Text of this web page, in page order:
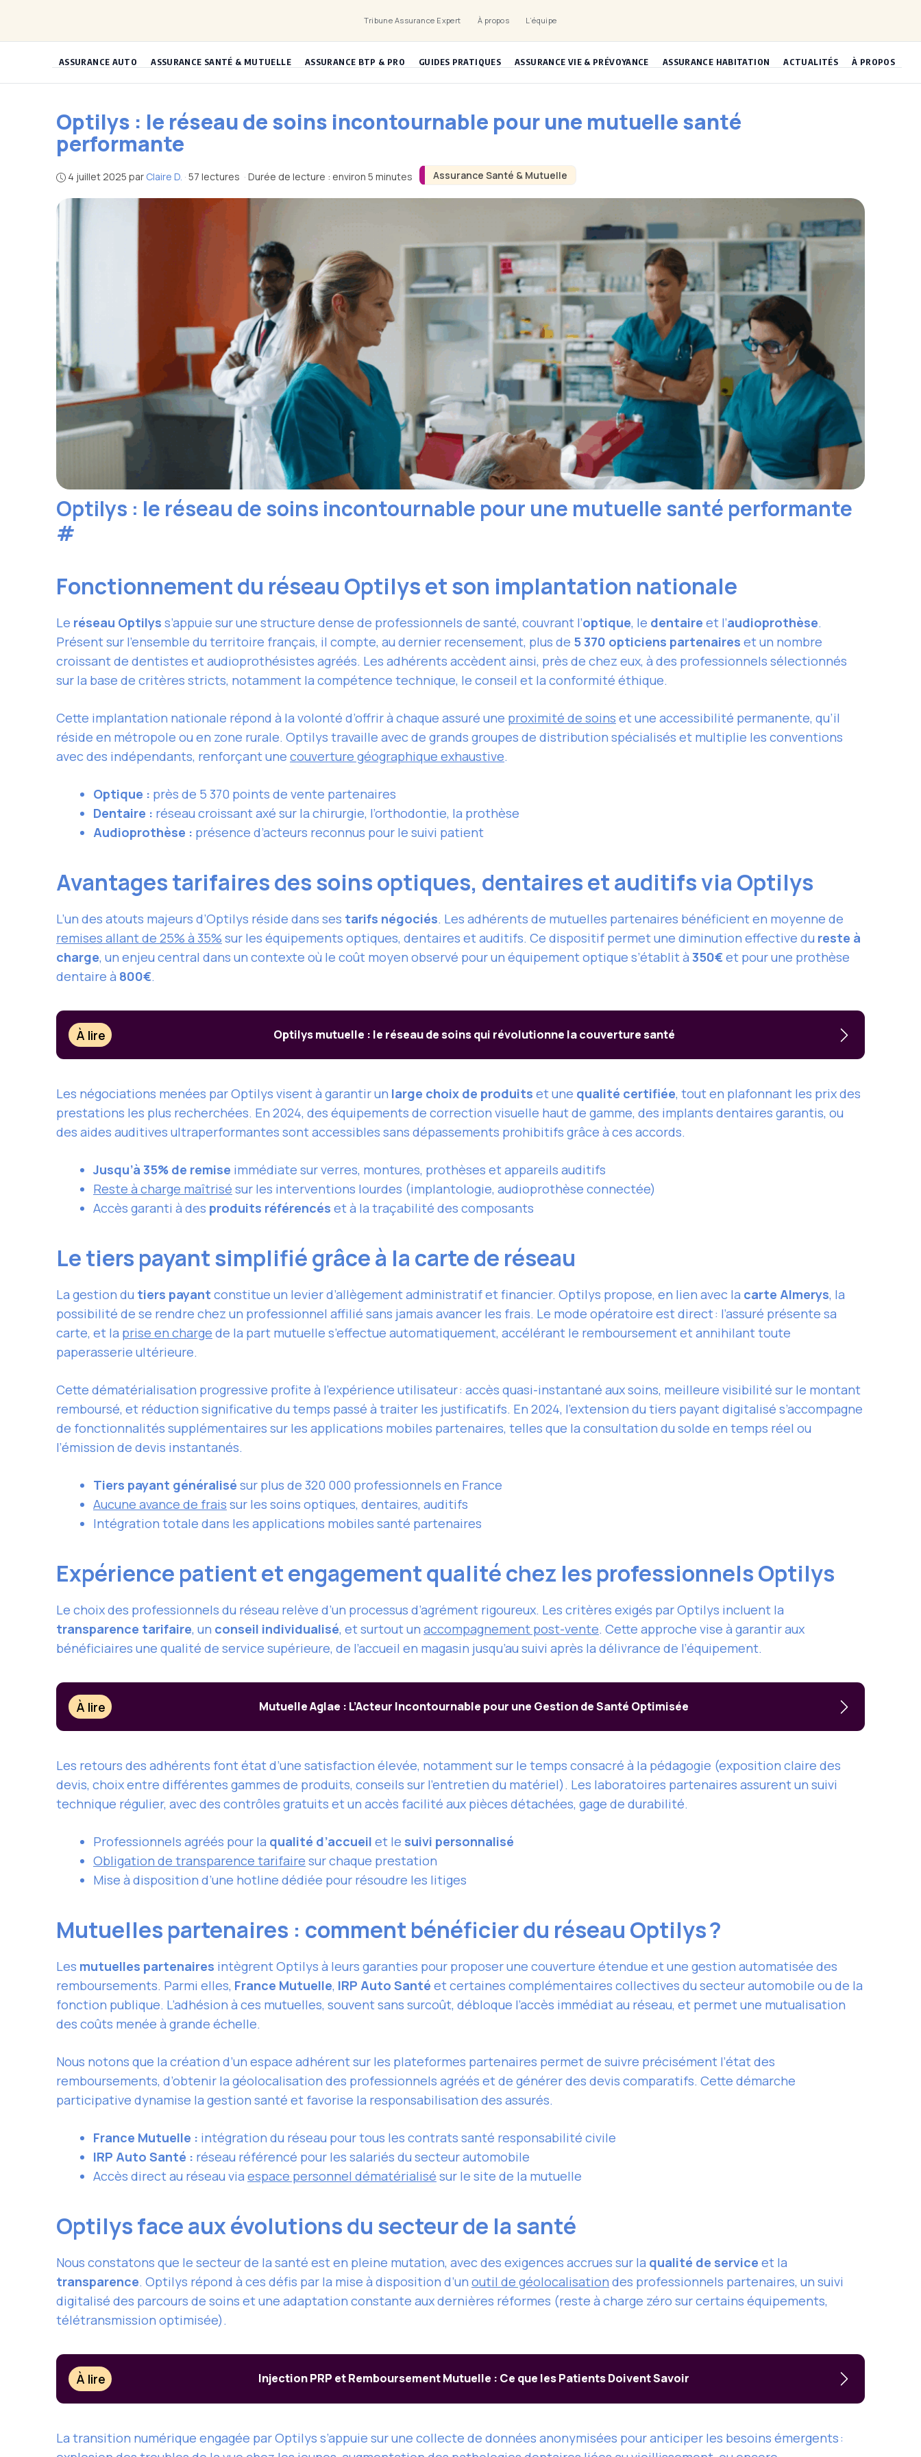
contenu
Tribune Assurance Expert À propos L’équipe
ASSURANCE AUTO ASSURANCE SANTÉ & MUTUELLE ASSURANCE BTP & PRO GUIDES PRATIQUES ASSURANCE VIE & PRÉVOYANCE ASSURANCE HABITATION ACTUALITÉS À PROPOS
Assurance Santé & Mutuelle
Optilys : le réseau de soins incontournable pour une mutuelle santé
performante
4 juillet 2025 par Claire D. · 57 lectures · Durée de lecture : environ 5 minutes
Optilys : le réseau de soins incontournable pour une mutuelle santé performante
#
Fonctionnement du réseau Optilys et son implantation nationale
Le réseau Optilys s’appuie sur une structure dense de professionnels de santé, couvrant l’optique, le dentaire et l’audioprothèse.
Présent sur l’ensemble du territoire français, il compte, au dernier recensement, plus de 5 370 opticiens partenaires et un nombre
croissant de dentistes et audioprothésistes agréés. Les adhérents accèdent ainsi, près de chez eux, à des professionnels sélectionnés
sur la base de critères stricts, notamment la compétence technique, le conseil et la conformité éthique.
Cette implantation nationale répond à la volonté d’offrir à chaque assuré une proximité de soins et une accessibilité permanente, qu’il
réside en métropole ou en zone rurale. Optilys travaille avec de grands groupes de distribution spécialisés et multiplie les conventions
avec des indépendants, renforçant une couverture géographique exhaustive.
Optique : près de 5 370 points de vente partenaires
Dentaire : réseau croissant axé sur la chirurgie, l’orthodontie, la prothèse
Audioprothèse : présence d’acteurs reconnus pour le suivi patient
Avantages tarifaires des soins optiques, dentaires et auditifs via Optilys
L’un des atouts majeurs d’Optilys réside dans ses tarifs négociés. Les adhérents de mutuelles partenaires bénéficient en moyenne de
remises allant de 25% à 35% sur les équipements optiques, dentaires et auditifs. Ce dispositif permet une diminution effective du reste à
charge, un enjeu central dans un contexte où le coût moyen observé pour un équipement optique s’établit à 350€et pour une prothèse
dentaire à 800€.
À lire Optilys mutuelle : le réseau de soins qui révolutionne la couverture santé
Les négociations menées par Optilys visent à garantir un large choix de produits et une qualité certifiée, tout en plafonnant les prix des
prestations les plus recherchées. En 2024, des équipements de correction visuelle haut de gamme, des implants dentaires garantis, ou
des aides auditives ultraperformantes sont accessibles sans dépassements prohibitifs grâce à ces accords.
Jusqu’à 35% de remise immédiate sur verres, montures, prothèses et appareils auditifs
Reste à charge maîtrisé sur les interventions lourdes (implantologie, audioprothèse connectée)
Accès garanti à des produits référencés et à la traçabilité des composants
Le tiers payant simplifié grâce à la carte de réseau
La gestion du tiers payant constitue un levier d’allègement administratif et financier. Optilys propose, en lien avec la carte Almerys, la
possibilité de se rendre chez un professionnel affilié sans jamais avancer les frais. Le mode opératoire est direct : l’assuré présente sa
carte, et la prise en charge de la part mutuelle s’effectue automatiquement, accélérant le remboursement et annihilant toute
paperasserie ultérieure.
Cette dématérialisation progressive profite à l’expérience utilisateur : accès quasi-instantané aux soins, meilleure visibilité sur le montant
remboursé, et réduction significative du temps passé à traiter les justificatifs. En 2024, l’extension du tiers payant digitalisé s’accompagne
de fonctionnalités supplémentaires sur les applications mobiles partenaires, telles que la consultation du solde en temps réel ou
l’émission de devis instantanés.
Tiers payant généralisé sur plus de 320 000 professionnels en France
Aucune avance de frais sur les soins optiques, dentaires, auditifs
Intégration totale dans les applications mobiles santé partenaires
Expérience patient et engagement qualité chez les professionnels Optilys
Le choix des professionnels du réseau relève d’un processus d’agrément rigoureux. Les critères exigés par Optilys incluent la
transparence tarifaire, un conseil individualisé, et surtout un accompagnement post-vente. Cette approche vise à garantir aux
bénéficiaires une qualité de service supérieure, de l’accueil en magasin jusqu’au suivi après la délivrance de l’équipement.
À lire Mutuelle Aglae : L’Acteur Incontournable pour une Gestion de Santé Optimisée
Les retours des adhérents font état d’une satisfaction élevée, notamment sur le temps consacré à la pédagogie (exposition claire des
devis, choix entre différentes gammes de produits, conseils sur l’entretien du matériel). Les laboratoires partenaires assurent un suivi
technique régulier, avec des contrôles gratuits et un accès facilité aux pièces détachées, gage de durabilité.
Professionnels agréés pour la qualité d’accueil et le suivi personnalisé
Obligation de transparence tarifaire sur chaque prestation
Mise à disposition d’une hotline dédiée pour résoudre les litiges
Mutuelles partenaires : comment bénéficier du réseau Optilys ?
Les mutuelles partenaires intègrent Optilys à leurs garanties pour proposer une couverture étendue et une gestion automatisée des
remboursements. Parmi elles, France Mutuelle, IRP Auto Santé et certaines complémentaires collectives du secteur automobile ou de la
fonction publique. L’adhésion à ces mutuelles, souvent sans surcoût, débloque l’accès immédiat au réseau, et permet une mutualisation
des coûts menée à grande échelle.
Nous notons que la création d’un espace adhérent sur les plateformes partenaires permet de suivre précisément l’état des
remboursements, d’obtenir la géolocalisation des professionnels agréés et de générer des devis comparatifs. Cette démarche
participative dynamise la gestion santé et favorise la responsabilisation des assurés.
France Mutuelle : intégration du réseau pour tous les contrats santé responsabilité civile
IRP Auto Santé : réseau référencé pour les salariés du secteur automobile
Accès direct au réseau via espace personnel dématérialisé sur le site de la mutuelle
Optilys face aux évolutions du secteur de la santé
Nous constatons que le secteur de la santé est en pleine mutation, avec des exigences accrues sur la qualité de service et la
transparence. Optilys répond à ces défis par la mise à disposition d’un outil de géolocalisation des professionnels partenaires, un suivi
digitalisé des parcours de soins et une adaptation constante aux dernières réformes (reste à charge zéro sur certains équipements,
télétransmission optimisée).
À lire Injection PRP et Remboursement Mutuelle : Ce que les Patients Doivent Savoir
La transition numérique engagée par Optilys s’appuie sur une collecte de données anonymisées pour anticiper les besoins émergents :